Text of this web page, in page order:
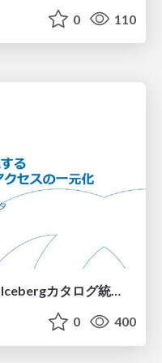
0 110
Apache Gravitinoで実現する Icebergカタログ統合とアクセスの一元化
0 400